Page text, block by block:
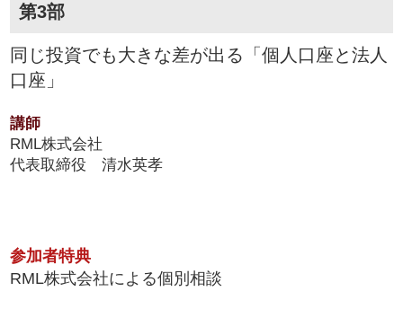
第3部
同じ投資でも大きな差が出る「個人口座と法人
口座」
講師
RML株式会社
代表取締役 清水英孝
参加者特典
RML株式会社による個別相談